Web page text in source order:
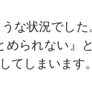
な状況でした
られない』
てしまいます。